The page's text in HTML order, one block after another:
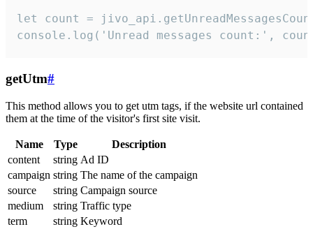
let count =
console.log('Unread messages count:',
getUtm#
This method allows you to get utm tags, if the website url contained
them at the time of the visitor's first site visit.
Name Type
Description
content
string Ad ID
campaign string The name of the campaign
source
string Campaign source
medium
string Traffic type
term
string Keyword